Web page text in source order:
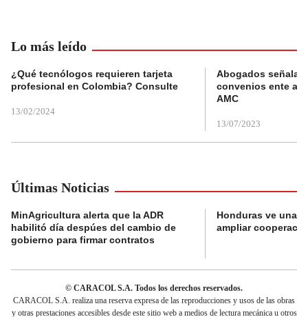
Lo más leído
¿Qué tecnólogos requieren tarjeta
profesional en Colombia? Consulte
13/02/2024
Abogados
convenios ente
AMC
13/07/2023
Últimas Noticias
MinAgricultura alerta que la ADR
habilitó día despúes del cambio de
gobierno para firmar contratos
Honduras ve una
ampliar
© CARACOL S.A. Todos los derechos reservados.
CARACOL S.A. realiza una reserva expresa de las reproducciones y usos de las obras
y otras prestaciones accesibles desde este sitio web a medios de lectura mecánica u otros